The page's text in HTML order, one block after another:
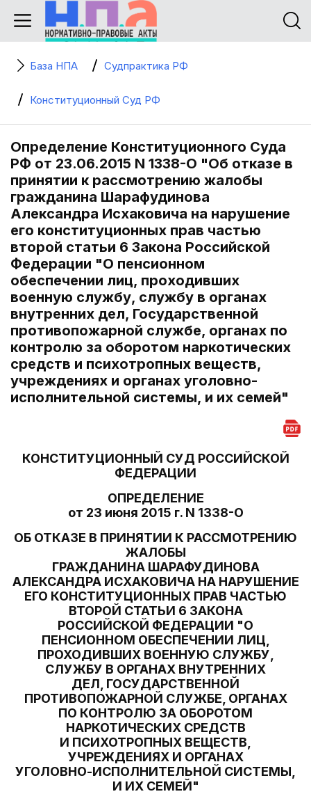
База НПА Судпрактика РФ
Конституционный Суд РФ
Определение Конституционного Суда
РФ от 23.06.2015 N 1338-О "Об отказе в
принятии к рассмотрению жалобы
гражданина Шарафудинова
Александра Исхаковича на нарушение
его конституционных прав частью
второй статьи 6 Закона Российской
Федерации "О пенсионном
обеспечении лиц, проходивших
военную службу, службу в органах
внутренних дел, Государственной
противопожарной службе, органах по
контролю за оборотом наркотических
средств и психотропных веществ,
учреждениях и органах уголовно-
исполнительной системы, и их семей"
КОНСТИТУЦИОННЫЙ СУД РОССИЙСКОЙ
ФЕДЕРАЦИИ
ОПРЕДЕЛЕНИЕ
от 23 июня 2015 г. N 1338-О
ОБ ОТКАЗЕ В ПРИНЯТИИ К РАССМОТРЕНИЮ
ЖАЛОБЫ
ГРАЖДАНИНА ШАРАФУДИНОВА
АЛЕКСАНДРА ИСХАКОВИЧА НА НАРУШЕНИЕ
ЕГО КОНСТИТУЦИОННЫХ ПРАВ ЧАСТЬЮ
ВТОРОЙ СТАТЬИ 6 ЗАКОНА
РОССИЙСКОЙ ФЕДЕРАЦИИ "О
ПЕНСИОННОМ ОБЕСПЕЧЕНИИ ЛИЦ,
ПРОХОДИВШИХ ВОЕННУЮ СЛУЖБУ,
СЛУЖБУ В ОРГАНАХ ВНУТРЕННИХ
ДЕЛ, ГОСУДАРСТВЕННОЙ
ПРОТИВОПОЖАРНОЙ СЛУЖБЕ, ОРГАНАХ
ПО КОНТРОЛЮ ЗА ОБОРОТОМ
НАРКОТИЧЕСКИХ СРЕДСТВ
И ПСИХОТРОПНЫХ ВЕЩЕСТВ,
УЧРЕЖДЕНИЯХ И ОРГАНАХ
УГОЛОВНО-ИСПОЛНИТЕЛЬНОЙ СИСТЕМЫ,
И ИХ СЕМЕЙ"